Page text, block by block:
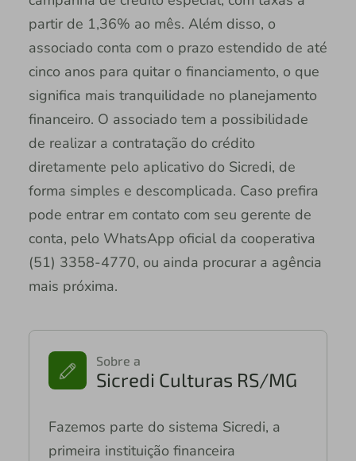
partir de 1,36% ao mês. Além disso, o
associado conta com o prazo estendido de até
cinco anos para quitar o financiamento, o que
significa mais tranquilidade no planejamento
financeiro. O associado tem a possibilidade
de realizar a contratação do crédito
diretamente pelo aplicativo do Sicredi, de
forma simples e descomplicada. Caso prefira
pode entrar em contato com seu gerente de
conta, pelo WhatsApp oficial da cooperativa
(51) 3358-4770, ou ainda procurar a agência
mais próxima.
Sobre a
Sicredi Culturas RS/MG
Fazemos parte do sistema Sicredi, a
primeira instituição financeira